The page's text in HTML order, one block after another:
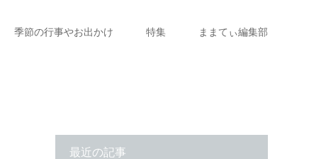
季節の行事やお出かけ 特集 ままてぃ編集部
最近の記事